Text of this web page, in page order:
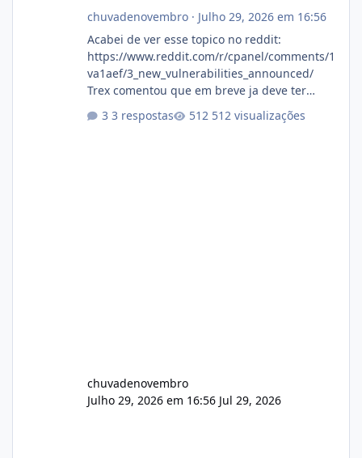
chuvadenovembro· Julho 29, 2026 em 16:56
Acabei de ver esse topico no reddit:
https://www.reddit.com/r/cpanel/comments/1
va1aef/3_new_vulnerabilities_announced/
Trex comentou que em breve ja deve ter
3 respostas 512 visualizações
chuvadenovembro
Julho 29, 2026 em 16:56 Jul 29, 2026